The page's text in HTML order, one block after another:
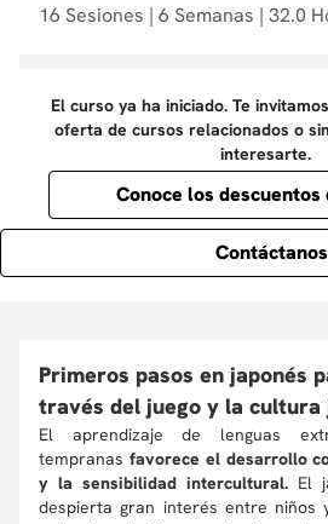
16 Sesiones | 6 Semanas | 32.0
El curso ya ha iniciado. Te
oferta de cursos relacionados o
interesarte.
Conoce los descuentos
Contáctanos
Primeros pasos en japonés
través del juego y la cultura
El aprendizaje de lenguas
tempranas favorece el desarrollo
y la sensibilidad intercultural. El
despierta gran interés entre niños